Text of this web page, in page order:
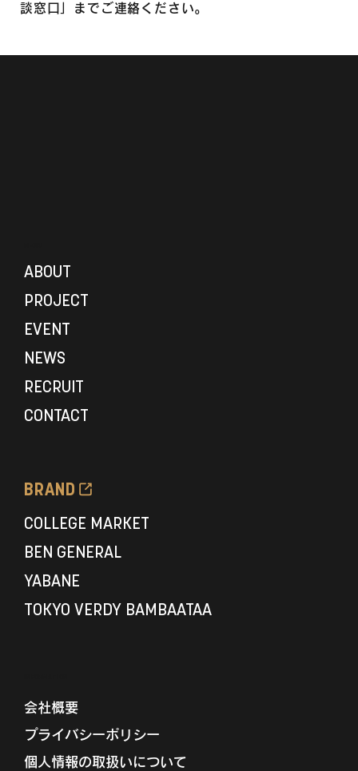
談窓口」までご連絡ください。
ABOUT
PROJECT
EVENT
NEWS
RECRUIT
CONTACT
BRAND
COLLEGE MARKET
BEN GENERAL
YABANE
TOKYO VERDY BAMBAATAA
会社概要
プライバシーポリシー
個人情報の取扱いについて